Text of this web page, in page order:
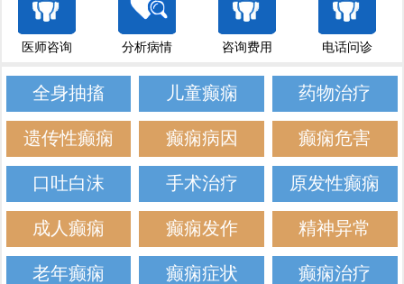
医师咨询 分析病情 咨询费用 电话问诊
全身抽搐 儿童癫痫 药物治疗
遗传性癫痫 癫痫病因 癫痫危害
口吐白沫 手术治疗 原发性癫痫
成人癫痫 癫痫发作 精神异常
老年癫痫 癫痫症状 癫痫治疗